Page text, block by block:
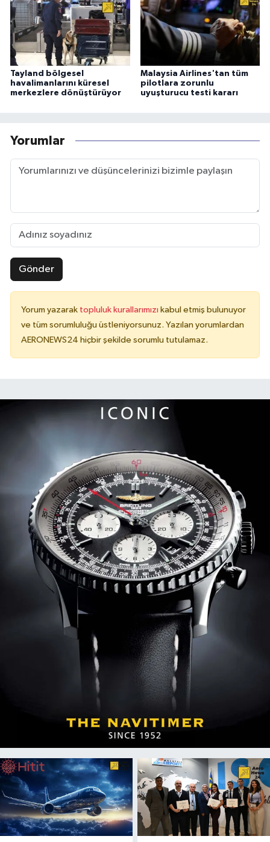
Tayland bölgesel
havalimanlarını küresel
merkezlere dönüştürüyor
Malaysia Airlines'tan tüm
pilotlara zorunlu
uyuşturucu testi kararı
Yorumlar
Gönder
Yorum yazarak topluluk kurallarımızı kabul etmiş bulunuyor
ve tüm sorumluluğu üstleniyorsunuz. Yazılan yorumlardan
AERONEWS24 hiçbir şekilde sorumlu tutulamaz.